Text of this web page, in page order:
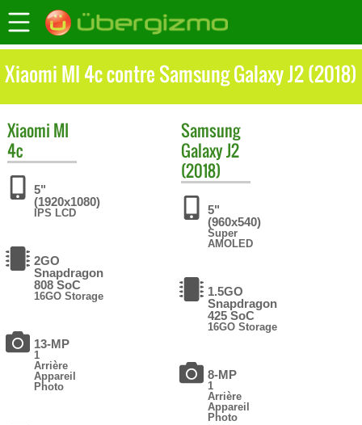
Xiaomi MI 4c contre Samsung Galaxy J2 (2018)
Xiaomi MI
4c
5"
(1920x1080)
IPS LCD
2GO
Snapdragon
808 SoC
16GO Storage
13-MP
1
Arrière
Appareil
Photo
Samsung
Galaxy J2
(2018)
5"
(960x540)
Super
AMOLED
1.5GO
Snapdragon
425 SoC
16GO Storage
8-MP
1
Arrière
Appareil
Photo